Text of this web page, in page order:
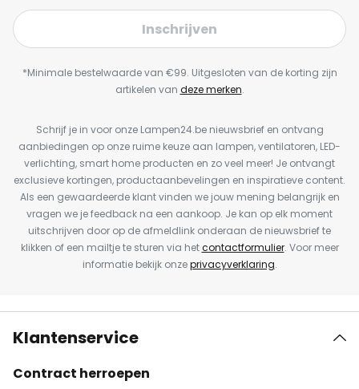
Inschrijven
*Minimale bestelwaarde van €99. Uitgesloten van de korting zijn
artikelen van deze merken.
Schrijf je in voor onze Lampen24.be nieuwsbrief en ontvang
aanbiedingen op onze ruime keuze aan lampen, ventilatoren, LED-
verlichting, smart home producten en zo veel meer! Je ontvangt
exclusieve kortingen, productaanbevelingen en inspiratieve content.
Als een gewaardeerde klant vinden we jouw mening belangrijk en
vragen we je feedback na een aankoop. Je kan op elk moment
uitschrijven door op de afmeldlink onderaan de nieuwsbrief te
klikken of een mailtje te sturen via hetcontactformulier. Voor meer
informatie bekijk onzeprivacyverklaring.
Klantenservice
Contract herroepen